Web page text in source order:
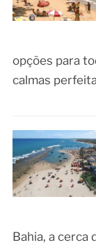
opções para
calmas
Bahia, a cerca